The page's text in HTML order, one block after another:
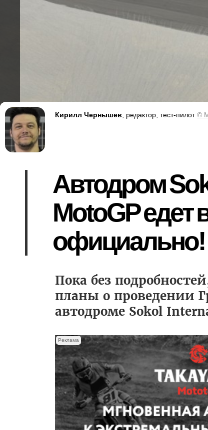
Кирилл Чернышев , редактор, тест-пилот©
Автодром
MotoGP едет
официально!
Пока без
планы о проведении
автодроме Sokol
Реклама